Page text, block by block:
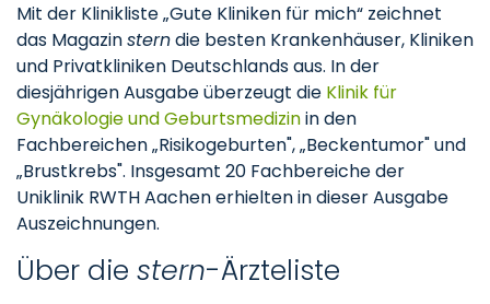
Mit der Klinikliste „Gute Kliniken für mich“ zeichnet
das Magazinsterndie besten Krankenhäuser, Kliniken
und Privatkliniken Deutschlands aus. In der
diesjährigen Ausgabe überzeugt die Klinik für
Gynäkologie und Geburtsmedizinin den
Fachbereichen „Risikogeburten", „Beckentumor" und
„Brustkrebs". Insgesamt 20 Fachbereiche der
Uniklinik RWTH Aachen erhielten in dieser Ausgabe
Auszeichnungen.
Über die stern-Ärzteliste